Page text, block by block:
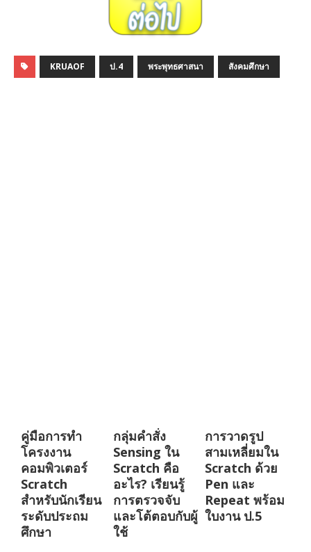
KRUAOF ป.4 พระพุทธศาสนา สังคมศึกษา
คู่มือการทำ
โครงงาน
คอมพิวเตอร์
Scratch
สำหรับนักเรียน
ระดับประถม
ศึกษา
กลุ่มคำสั่ง
Sensing ใน
Scratch คือ
อะไร? เรียนรู้
การตรวจจับ
และโต้ตอบกับผู้
ใช้
การวาดรูป
สามเหลี่ยมใน
Scratch ด้วย
Pen และ
Repeat พร้อม
ใบงาน ป.5